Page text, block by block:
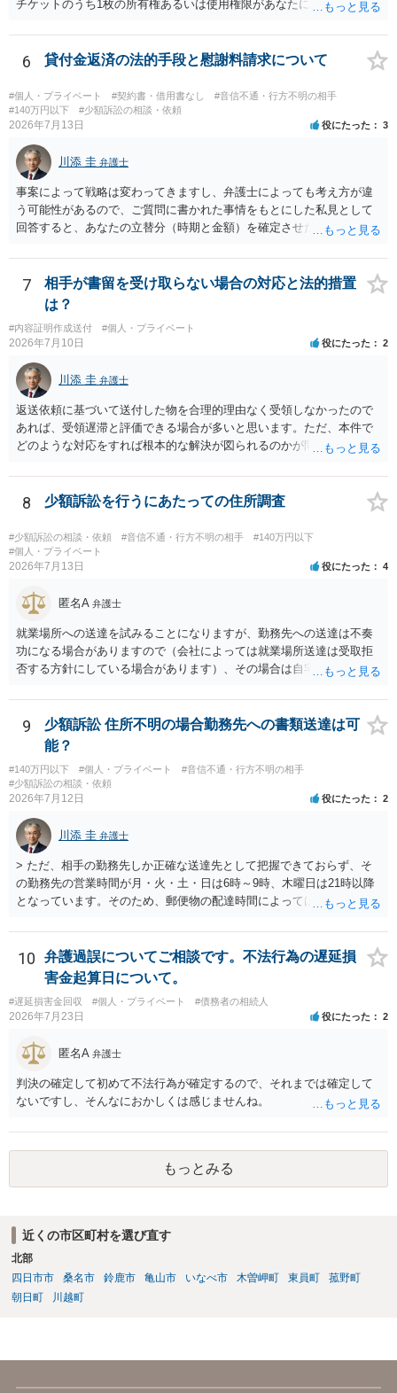
チケットのうち1枚の所有権あるいは使用権限があなたにあり、チケッ
す。 一方、このチケット購入には「相手方と一緒に行く」という合意
も付随していたことを無視することができません。こちらを重視すれ
ば、交際を終了させたことにより「一緒に行く」という結果の実現に
重大な障害が発生しており、当然にチケットを引き渡すべきといえる
かは微妙であり、むしろ返金すべきとするのが当事者の合理的意思に
合致するのではないか、という判断に傾くことになると思います。 例
えば、当該チケットが座席指定である場合、交際を解消した2人が当日
隣り合わせになることは避けたいという心理が働くことも無理からぬ
ところです。一方、チケットがエリア指定のアリーナ席であれば隣り
合わせにならずに済むかもしれませんし、そのチケットが入手困難で
あったり特別席であったりすれば、判断は変わってくるかもしれませ
ん。当該チケットがチケット転売防止法に規定する特定興行入場券に
法的には「当事者の合理的意思」がどこにあるのかを追求した解決が
必要になると思われます。なかなか難しい問題なので、弁護士によっ
ても回答は異なるかもしれません。
6 貸付金返済の法的手段と慰謝料請求について
#個人・プライベート #契約書・借用書なし
#音信不通・行方不明の相手
#140万円以下
#少額訴訟の相談・依頼
2026年7月13日 役にたった 3
川添 圭 弁護士
事案によって戦略は変わってきますし、弁護士によっても考え方が違
う可能性があるので、ご質問に書かれた事情をもとにした私見として
回答すると、あなたの立替分（時期と金額）を確定させた上で、淡々
と、もし異議申立てがなされる可能性が高そうであれば時間の浪費
（通常訴訟へ移行する日数分空転する）になりますし、支払督促及び
その異議後の通常訴訟は相手方の住所地が管轄裁判所になるため（特
に相手方が遠方である場合は）対応が面倒な場合があるからです。相
手方の主張については、和解で減額を考慮すればよいと思います。 な
お、残念ながら、「連絡も返ってこず、返済の目処も立たずで精神的
ダメージが大きく」という理由では、慰謝料請求は通常は認められま
せん。
7
相手が書留を受け取らない場合の対応と法的措置
は？
#内容証明作成送付 #個人・プライベート
2026年7月10日 役にたった 2
川添 圭 弁護士
返送依頼に基づいて送付した物を合理的理由なく受領しなかったので
あれば、受領遅滞と評価できる場合が多いと思います。ただ、本件で
どのような対応をすれば根本的な解決が図られるのかが問題になるた
料します。
8 少額訴訟を行うにあたっての住所調査
#少額訴訟の相談・依頼 #音信不通・行方不明の相手
#140万円以下
#個人・プライベート
2026年7月13日 役にたった 4
匿名A 弁護士
就業場所への送達を試みることになりますが、勤務先への送達は不奏
功になる場合がありますので（会社によっては就業場所送達は受取拒
否する方針にしている場合があります）、その場合は自宅の住所調査
9
少額訴訟 住所不明の場合勤務先への書類送達は可
能？
#140万円以下 #個人・プライベート
#音信不通・行方不明の相手
#少額訴訟の相談・依頼
2026年7月12日 役にたった 2
川添 圭 弁護士
> ただ、相手の勤務先しか正確な送達先として把握できておらず、そ
の勤務先の営業時間が月・火・土・日は6時～9時、木曜日は21時以降
となっています。そのため、郵便物の配達時間によっては受け取りが
夜間の送達を上申するのが基本になりますが、感覚的には郵便局を動
かすには早すぎるので執行官送達を申し立てる必要があるかもしれま
せん。裁判所としては（あまりに特殊すぎて）就業場所送達を認めな
い可能性もありますし、執行官送達には費用もかかりますので、まず
は裁判所へ相談した方がよいと思います。
10
弁護過誤についてご相談です。不法行為の遅延損
害金起算日について。
#遅延損害金回収 #個人・プライベート #債務者の相続人
2026年7月23日 役にたった 2
匿名A 弁護士
判決の確定して初めて不法行為が確定するので、それまでは確定して
ないですし、そんなにおかしくは感じませんね。
もっとみる
近くの市区町村を選び直す
北部
四日市市
桑名市 鈴鹿市 亀山市 いなべ市 木曽岬町 東員町
菰野町
朝日町
川越町